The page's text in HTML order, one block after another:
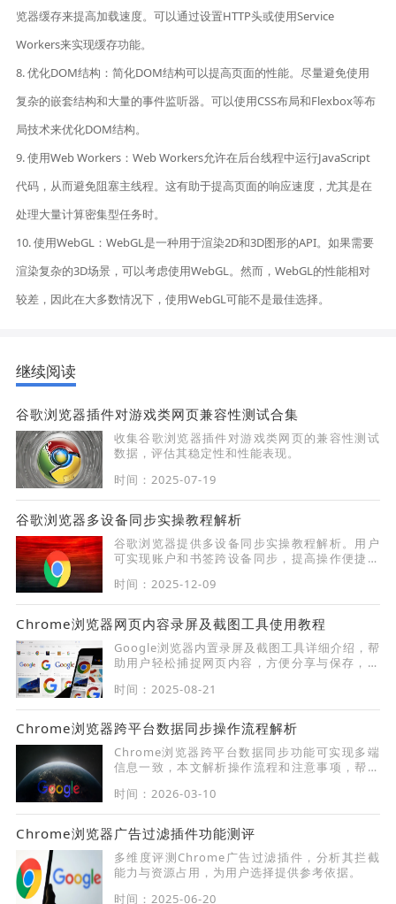
览器缓存来提高加载速度。可以通过设置HTTP头或使用Service
Workers来实现缓存功能。
8. 优化DOM结构：简化DOM结构可以提高页面的性能。尽量避免使用
复杂的嵌套结构和大量的事件监听器。可以使用CSS布局和Flexbox等布
局技术来优化DOM结构。
9. 使用Web Workers：Web Workers允许在后台线程中运行JavaScript
代码，从而避免阻塞主线程。这有助于提高页面的响应速度，尤其是在
处理大量计算密集型任务时。
10. 使用WebGL：WebGL是一种用于渲染2D和3D图形的API。如果需要
渲染复杂的3D场景，可以考虑使用WebGL。然而，WebGL的性能相对
较差，因此在大多数情况下，使用WebGL可能不是最佳选择。
继续阅读
谷歌浏览器插件对游戏类网页兼容性测试合集
收集谷歌浏览器插件对游戏类网页的兼容性测试
数据，评估其稳定性和性能表现。
时间：2025-07-19
谷歌浏览器多设备同步实操教程解析
谷歌浏览器提供多设备同步实操教程解析。用户
可实现账户和书签跨设备同步，提高操作便捷性
时间：2025-12-09
Chrome浏览器网页内容录屏及截图工具使用教程
Google浏览器内置录屏及截图工具详细介绍，帮
助用户轻松捕捉网页内容，方便分享与保存，提
时间：2025-08-21
Chrome浏览器跨平台数据同步操作流程解析
Chrome浏览器跨平台数据同步功能可实现多端
信息一致，本文解析操作流程和注意事项，帮助
时间：2026-03-10
Chrome浏览器广告过滤插件功能测评
多维度评测Chrome广告过滤插件，分析其拦截
能力与资源占用，为用户选择提供参考依据。
时间：2025-06-20